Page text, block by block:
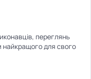
переглянь
найкращого для свого